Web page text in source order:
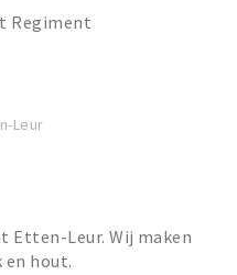
Regiment
Leur
Etten-Leur. Wij maken
hout.